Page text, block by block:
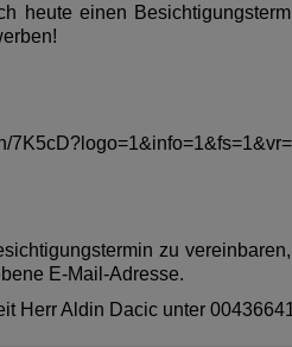
heute einen
zu
E-Mail-Adresse.
Herr Aldin Dacic unter